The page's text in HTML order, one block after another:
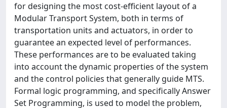
for designing the most cost-efficient layout of a
Modular Transport System, both in terms of
transportation units and actuators, in order to
guarantee an expected level of performances.
These performances are to be evaluated taking
into account the dynamic properties of the system
and the control policies that generally guide MTS.
Formal logic programming, and specifically Answer
Set Programming, is used to model the problem,